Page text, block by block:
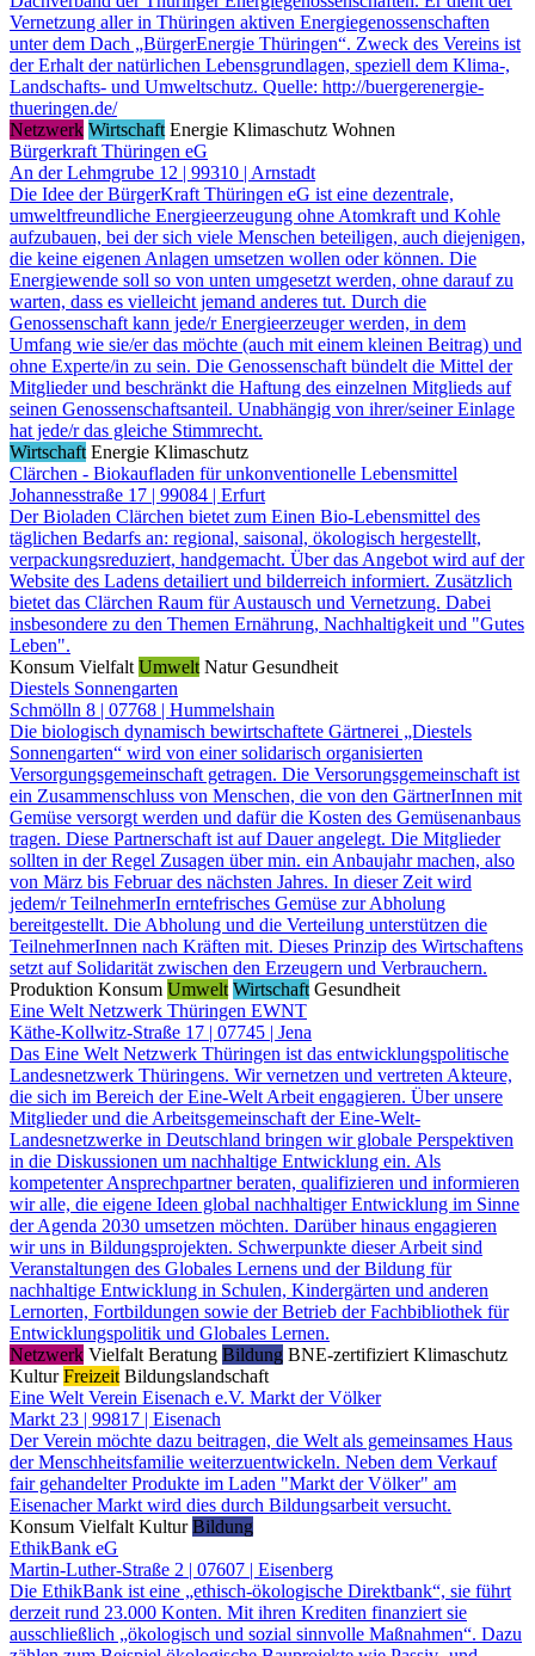
Vernetzung aller in Thüringen aktiven Energiegenossenschaften
unter dem Dach „BürgerEnergie Thüringen“. Zweck des Vereins ist
der Erhalt der natürlichen Lebensgrundlagen, speziell dem Klima-,
Landschafts- und Umweltschutz. Quelle: http://buergerenergie-
thueringen.de/
Netzwerk Wirtschaft Energie Klimaschutz Wohnen
Bürgerkraft Thüringen eG
An der Lehmgrube 12 | 99310 | Arnstadt
Die Idee der BürgerKraft Thüringen eG ist eine dezentrale,
umweltfreundliche Energieerzeugung ohne Atomkraft und Kohle
aufzubauen, bei der sich viele Menschen beteiligen, auch diejenigen,
die keine eigenen Anlagen umsetzen wollen oder können. Die
Energiewende soll so von unten umgesetzt werden, ohne darauf zu
warten, dass es vielleicht jemand anderes tut. Durch die
Genossenschaft kann jede/r Energieerzeuger werden, in dem
Umfang wie sie/er das möchte (auch mit einem kleinen Beitrag) und
ohne Experte/in zu sein. Die Genossenschaft bündelt die Mittel der
Mitglieder und beschränkt die Haftung des einzelnen Mitglieds auf
seinen Genossenschaftsanteil. Unabhängig von ihrer/seiner Einlage
hat jede/r das gleiche Stimmrecht.
Wirtschaft Energie Klimaschutz
Clärchen - Biokaufladen für unkonventionelle Lebensmittel
Johannesstraße 17 | 99084 | Erfurt
Der Bioladen Clärchen bietet zum Einen Bio-Lebensmittel des
täglichen Bedarfs an: regional, saisonal, ökologisch hergestellt,
verpackungsreduziert, handgemacht. Über das Angebot wird auf der
Website des Ladens detailiert und bilderreich informiert. Zusätzlich
bietet das Clärchen Raum für Austausch und Vernetzung. Dabei
insbesondere zu den Themen Ernährung, Nachhaltigkeit und "Gutes
Leben".
Konsum Vielfalt Umwelt Natur Gesundheit
Diestels Sonnengarten
Schmölln 8 | 07768 | Hummelshain
Die biologisch dynamisch bewirtschaftete Gärtnerei „Diestels
Sonnengarten“ wird von einer solidarisch organisierten
Versorgungsgemeinschaft getragen. Die Versorungsgemeinschaft ist
ein Zusammenschluss von Menschen, die von den GärtnerInnen mit
Gemüse versorgt werden und dafür die Kosten des Gemüsenanbaus
tragen. Diese Partnerschaft ist auf Dauer angelegt. Die Mitglieder
sollten in der Regel Zusagen über min. ein Anbaujahr machen, also
von März bis Februar des nächsten Jahres. In dieser Zeit wird
jedem/r TeilnehmerIn erntefrisches Gemüse zur Abholung
bereitgestellt. Die Abholung und die Verteilung unterstützen die
TeilnehmerInnen nach Kräften mit. Dieses Prinzip des Wirtschaftens
setzt auf Solidarität zwischen den Erzeugern und Verbrauchern.
Produktion Konsum Umwelt Wirtschaft Gesundheit
Eine Welt Netzwerk Thüringen EWNT
Käthe-Kollwitz-Straße 17 | 07745 | Jena
Das Eine Welt Netzwerk Thüringen ist das entwicklungspolitische
Landesnetzwerk Thüringens. Wir vernetzen und vertreten Akteure,
die sich im Bereich der Eine-Welt Arbeit engagieren. Über unsere
Mitglieder und die Arbeitsgemeinschaft der Eine-Welt-
Landesnetzwerke in Deutschland bringen wir globale Perspektiven
in die Diskussionen um nachhaltige Entwicklung ein. Als
kompetenter Ansprechpartner beraten, qualifizieren und informieren
wir alle, die eigene Ideen global nachhaltiger Entwicklung im Sinne
der Agenda 2030 umsetzen möchten. Darüber hinaus engagieren
wir uns in Bildungsprojekten. Schwerpunkte dieser Arbeit sind
Veranstaltungen des Globales Lernens und der Bildung für
nachhaltige Entwicklung in Schulen, Kindergärten und anderen
Lernorten, Fortbildungen sowie der Betrieb der Fachbibliothek für
Entwicklungspolitik und Globales Lernen.
Netzwerk Vielfalt Beratung Bildung BNE-zertifiziert Klimaschutz
Kultur Freizeit Bildungslandschaft
Eine Welt Verein Eisenach e.V. Markt der Völker
Markt 23 | 99817 | Eisenach
Der Verein möchte dazu beitragen, die Welt als gemeinsames Haus
der Menschheitsfamilie weiterzuentwickeln. Neben dem Verkauf
fair gehandelter Produkte im Laden "Markt der Völker" am
Eisenacher Markt wird dies durch Bildungsarbeit versucht.
Konsum Vielfalt Kultur Bildung
EthikBank eG
Martin-Luther-Straße 2 | 07607 | Eisenberg
Die EthikBank ist eine „ethisch-ökologische Direktbank“, sie führt
derzeit rund 23.000 Konten. Mit ihren Krediten finanziert sie
ausschließlich „ökologisch und sozial sinnvolle Maßnahmen“. Dazu